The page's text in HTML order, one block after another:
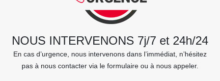
NOUS INTERVENONS 7j/7 et 24h/24
En cas d’urgence, nous intervenons dans l’immédiat, n’hésitez
pas à nous contacter via le formulaire ou à nous appeler.